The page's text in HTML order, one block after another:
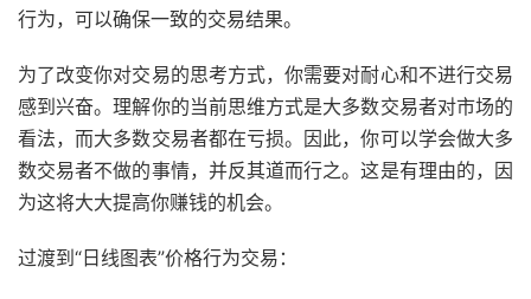
行为，可以确保一致的交易结果。
为了改变你对交易的思考方式，你需要对耐心和不进行交易
感到兴奋。理解你的当前思维方式是大多数交易者对市场的
看法，而大多数交易者都在亏损。因此，你可以学会做大多
数交易者不做的事情，并反其道而行之。这是有理由的，因
为这将大大提高你赚钱的机会。
过渡到“日线图表”价格行为交易：